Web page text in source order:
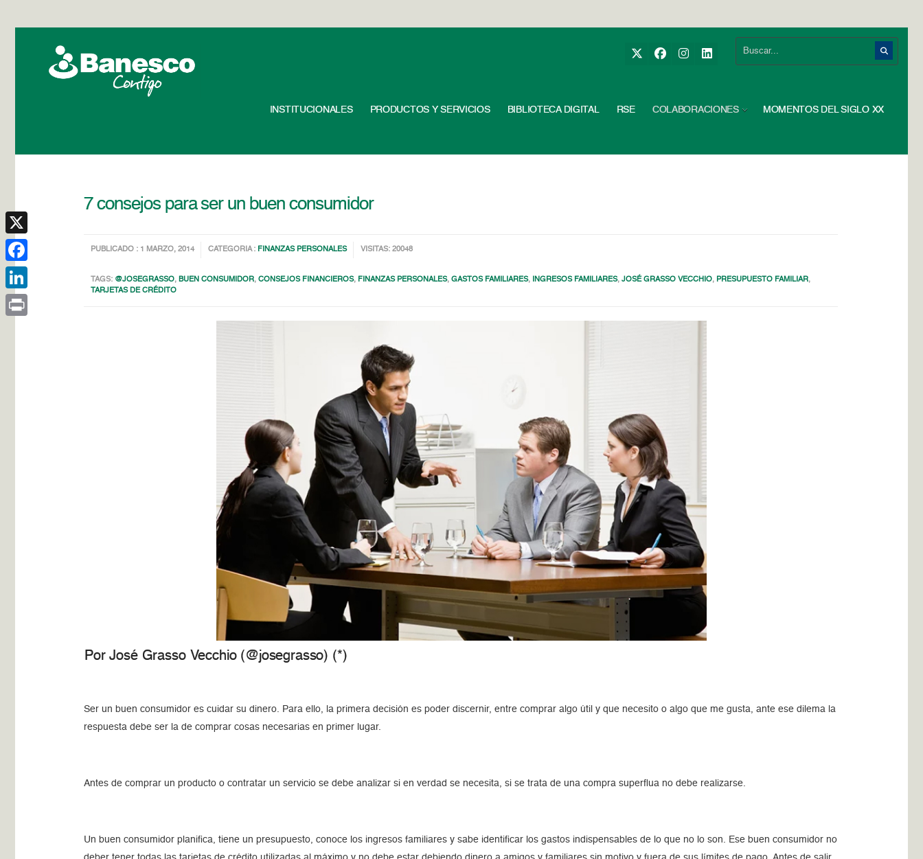
INSTITUCIONALES PRODUCTOS Y SERVICIOS BIBLIOTECA DIGITAL RSE COLABORACIONES MOMENTOS DEL SIGLO XX
7 consejos para ser un buen consumidor
PUBLICADO : 1 MARZO, 2014 CATEGORIA : FINANZAS PERSONALES VISITAS: 20048
TAGS: @JOSEGRASSO, BUEN CONSUMIDOR,CONSEJOS FINANCIEROS, FINANZAS PERSONALES,GASTOS FAMILIARES, INGRESOS FAMILIARES,JOSÉ GRASSO VECCHIO, PRESUPUESTO FAMILIAR,
TARJETAS DE CRÉDITO
Por José Grasso Vecchio (@josegrasso) (*)
Ser un buen consumidor es cuidar su dinero. Para ello, la primera decisión es poder discernir, entre comprar algo útil y que necesito o algo que me gusta, ante ese dilema la
respuesta debe ser la de comprar cosas necesarias en primer lugar.
Antes de comprar un producto o contratar un servicio se debe analizar si en verdad se necesita, si se trata de una compra superflua no debe realizarse.
Un buen consumidor planifica, tiene un presupuesto, conoce los ingresos familiares y sabe identificar los gastos indispensables de lo que no lo son. Ese buen consumidor no
X
Facebook
LinkedIn